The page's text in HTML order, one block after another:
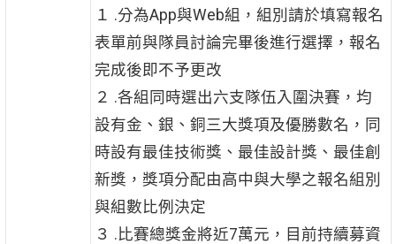
１ .分為App與Web組，組別請於填寫報名
表單前與隊員討論完畢後進行選擇，報名
完成後即不予更改
２ .各組同時選出六支隊伍入圍決賽，均
設有金、銀、銅三大獎項及優勝數名，同
時設有最佳技術獎、最佳設計獎、最佳創
新獎，獎項分配由高中與大學之報名組別
與組數比例決定
３ .比賽總獎金將近7萬元，目前持續募資